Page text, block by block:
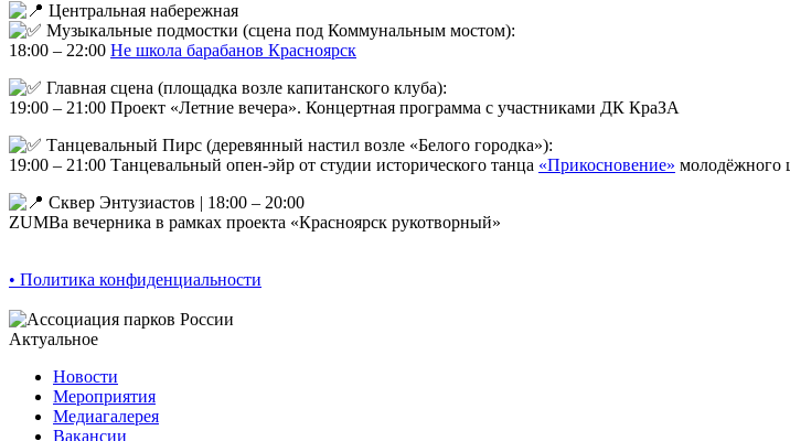
Центральная набережная
Музыкальные подмостки (сцена под Коммунальным мостом):
18:00 – 22:00 Не школа барабанов Красноярск
Главная сцена (площадка возле капитанского клуба):
19:00 – 21:00 Проект «Летние вечера». Концертная программа с участниками ДК КраЗА
Танцевальный Пирс (деревянный настил возле «Белого городка»):
19:00 – 21:00 Танцевальный опен-эйр от студии исторического танца «Прикосновение» молодёжного
Сквер Энтузиастов | 18:00 – 20:00
ZUMBа вечерника в рамках проекта «Красноярск рукотворный»
• Политика конфиденциальности
Актуальное
Новости
Мероприятия
Медиагалерея
Вакансии